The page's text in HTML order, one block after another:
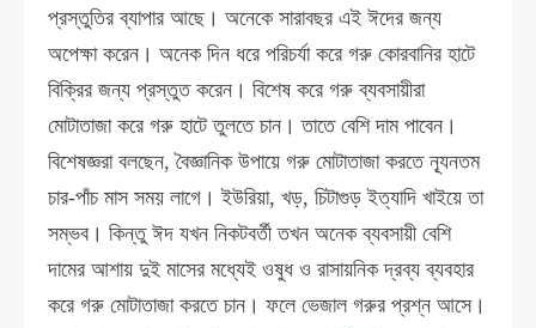
প্রস্তুতির ব্যাপার আছে। অনেকে সারাবছর এই ঈদের জন্য
অপেক্ষা করেন। অনেক দিন ধরে পরিচর্যা করে গরু কোরবানির হাটে
বিক্রির জন্য প্রস্তুত করেন। বিশেষ করে গরু ব্যবসায়ীরা
মোটাতাজা করে গরু হাটে তুলতে চান। তাতে বেশি দাম পাবেন।
বিশেষজ্ঞরা বলছেন, বৈজ্ঞানিক উপায়ে গরু মোটাতাজা করতে নূ্যনতম
চার-পাঁচ মাস সময় লাগে। ইউরিয়া, খড়, চিটাগুড় ইত্যাদি খাইয়ে তা
সম্ভব। কিন্তু ঈদ যখন নিকটবর্তী তখন অনেক ব্যবসায়ী বেশি
দামের আশায় দুই মাসের মধ্যেই ওষুধ ও রাসায়নিক দ্রব্য ব্যবহার
করে গরু মোটাতাজা করতে চান। ফলে ভেজাল গরুর প্রশ্ন আসে।